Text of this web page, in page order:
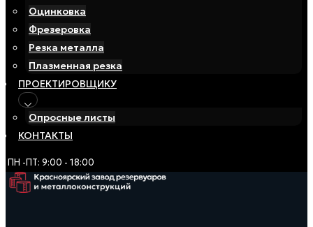
Оцинковка
Фрезеровка
Резка металла
Плазменная резка
ПРОЕКТИРОВЩИКУ
Опросные листы
КОНТАКТЫ
ПН -ПТ: 9:00 - 18:00